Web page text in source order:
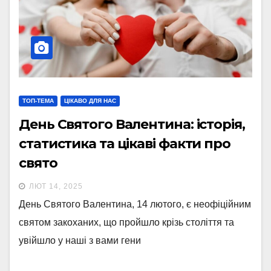
ТОП-ТЕМА ЦІКАВО ДЛЯ НАС
День Святого Валентина: історія,
статистика та цікаві факти про
свято
ЛЮТ 14, 2025
День Святого Валентина, 14 лютого, є неофіційним
святом закоханих, що пройшло крізь століття та
увійшло у наші з вами гени